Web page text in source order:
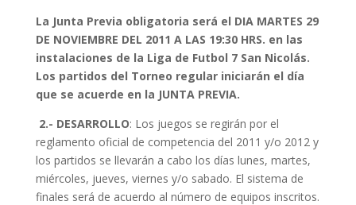
La Junta Previa obligatoria será el DIA MARTES 29
DE NOVIEMBRE DEL 2011 A LAS 19:30 HRS. en las
instalaciones de la Liga de Futbol 7 San Nicolás.
Los partidos del Torneo regular iniciarán el día
que se acuerde en la JUNTA PREVIA.
2.- DESARROLLO: Los juegos se regirán por el
reglamento oficial de competencia del 2011 y/o 2012 y
los partidos se llevarán a cabo los días lunes, martes,
miércoles, jueves, viernes y/o sabado. El sistema de
finales será de acuerdo al número de equipos inscritos.